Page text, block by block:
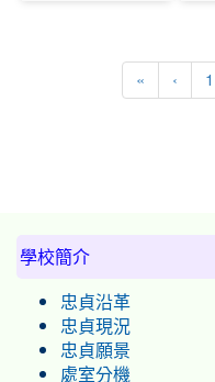
« ‹ 1
學校簡介
忠貞沿革
忠貞現況
忠貞願景
處室分機